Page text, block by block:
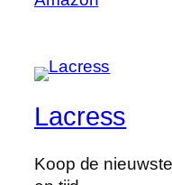
Lacress
Koop de